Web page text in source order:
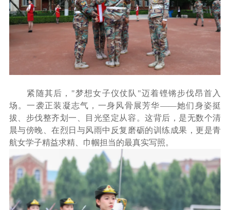
紧随其后，"梦想女子仪仗队"迈着铿锵步伐昂首入
场。一袭正装凝志气，一身风骨展芳华——她们身姿挺
拔、步伐整齐划一、目光坚定从容。这背后，是无数个清
晨与傍晚、在烈日与风雨中反复磨砺的训练成果，更是青
航女学子精益求精、巾帼担当的最真实写照。